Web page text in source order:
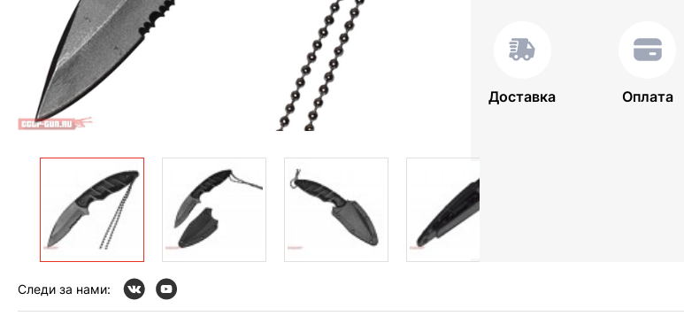
Доставка Оплата
Следи за нами: